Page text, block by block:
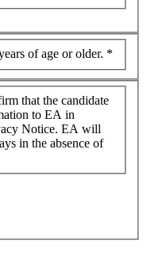
of age or older. *
that the candidate
to EA in
Notice. EA will
in the absence of